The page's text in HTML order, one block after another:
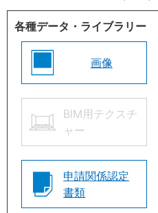
各種データ・ライブラリー
画像
BIM用テクスチ
ャー
申請関係認定
書類